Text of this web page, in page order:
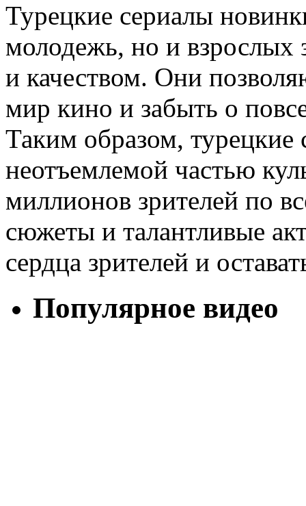
Турецкие сериалы
молодежь, но и взрослых
и качеством. Они
мир кино и забыть о
Таким образом, турецкие
неотъемлемой частью
миллионов зрителей по
сюжеты и талантливые
сердца зрителей и
Популярное видео